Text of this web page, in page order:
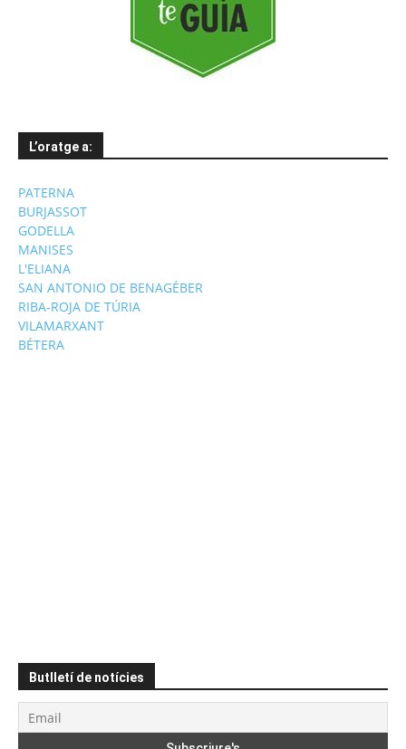
L’oratge a:
PATERNA
BURJASSOT
GODELLA
MANISES
L'ELIANA
SAN ANTONIO DE BENAGÉBER
RIBA-ROJA DE TÚRIA
VILAMARXANT
BÉTERA
Butlletí de notícies